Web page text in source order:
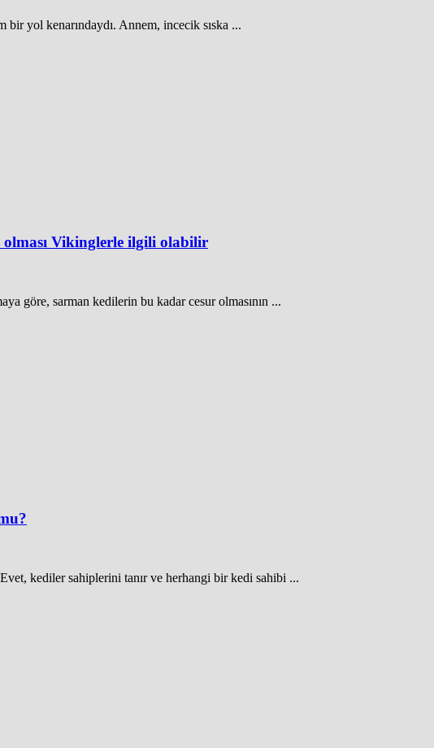
bir yol kenarındaydı. Annem, incecik sıska ...
Vikinglerle ilgili olabilir
göre, sarman kedilerin bu kadar cesur olmasının ...
kediler sahiplerini tanır ve herhangi bir kedi sahibi ...